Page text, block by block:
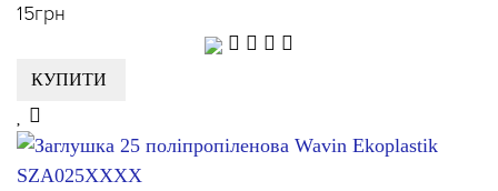
15грн
КУПИТИ